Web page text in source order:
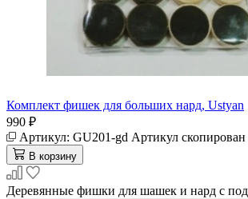
Комплект фишек для больших нард, Ustyan
990 ₽
Артикул: GU201-gd Артикул скопирован
В корзину
Деревянные фишки для шашек и нард с